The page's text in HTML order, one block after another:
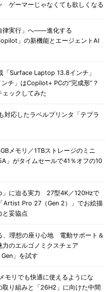
ゲーマーじゃなくても欲しくなる
律実行」へ――進化する
」の新機能とエージェントAI
「Surface Laptop 13.8インチ」
ンチ」はCopilot+ PCの“完成形”？
ェックしてみた
対応したラベルプリンタ「テプラ
メモリ／1TBストレージのミニ
」がタイムセールで41％オフの10
」に迫る実力 27型4K／120Hzで
Artist Pro 27（Gen 2）」でお絵描
と妥協点
、理想の座り心地 電動サポート＆
力のエルゴノミクスチェア
」を試す
モリでも快適に使えるようにな
り組みと「26H2」に向けた中間